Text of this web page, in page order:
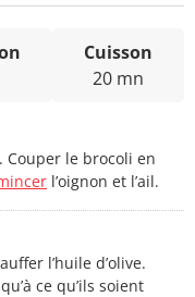
Cuisson
20 mn
Couper le brocoli en
l’oignon et l’ail.
l’huile d’olive.
ce qu’ils soient